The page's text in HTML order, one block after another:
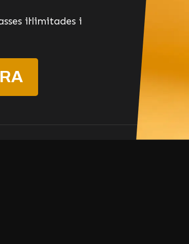
il·limitades i